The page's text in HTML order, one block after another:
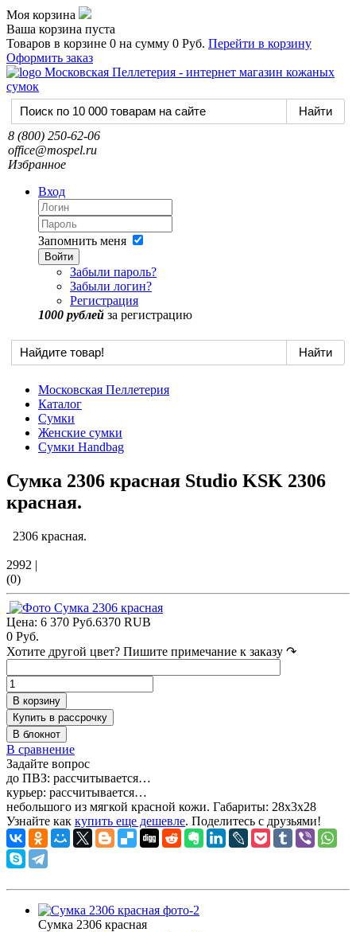
Моя корзина
Ваша корзина пуста
Товаров в корзине 0 на сумму 0 Руб. Перейти в корзину
Оформить заказ
8 (800) 250-62-06
office@mospel.ru
Избранное
Вход
Запомнить меня
Войти
Забыли пароль?
Забыли логин?
Регистрация
1000 рублей за регистрацию
Московская Пеллетерия
Каталог
Сумки
Женские сумки
Сумки Handbag
Сумка 2306 красная Studio KSK 2306
красная.
2306 красная.
2992 |
(0)
Цена: 6 370 Руб.6370 RUB
0 Руб.
Хотите другой цвет? Пишите примечание к заказу ↷
В корзину
Купить в рассрочку
В блокнот
В сравнение
Задайте вопрос
до ПВЗ: рассчитывается…
курьер: рассчитывается…
небольшого из мягкой красной кожи. Габариты: 28x3x28
Узнайте как купить еще дешевле. Поделитесь с друзьями!
Сумка 2306 красная